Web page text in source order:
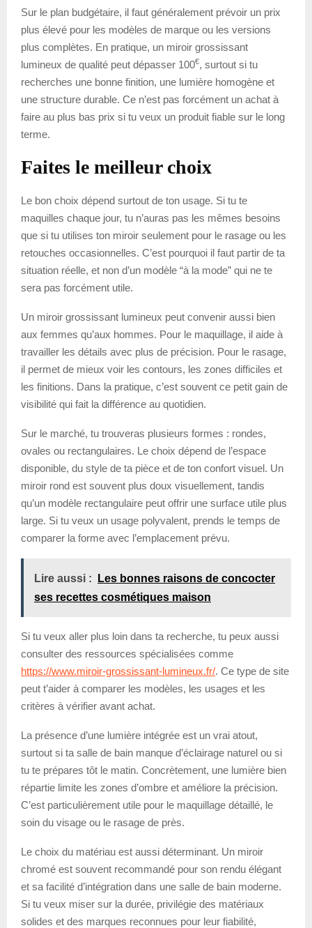
Sur le plan budgétaire, il faut généralement prévoir un prix
plus élevé pour les modèles de marque ou les versions
plus complètes. En pratique, un miroir grossissant
lumineux de qualité peut dépasser 100€, surtout si tu
recherches une bonne finition, une lumière homogène et
une structure durable. Ce n’est pas forcément un achat à
faire au plus bas prix si tu veux un produit fiable sur le long
terme.
Faites le meilleur choix
Le bon choix dépend surtout de ton usage. Si tu te
maquilles chaque jour, tu n’auras pas les mêmes besoins
que si tu utilises ton miroir seulement pour le rasage ou les
retouches occasionnelles. C’est pourquoi il faut partir de ta
situation réelle, et non d’un modèle “à la mode” qui ne te
sera pas forcément utile.
Un miroir grossissant lumineux peut convenir aussi bien
aux femmes qu’aux hommes. Pour le maquillage, il aide à
travailler les détails avec plus de précision. Pour le rasage,
il permet de mieux voir les contours, les zones difficiles et
les finitions. Dans la pratique, c’est souvent ce petit gain de
visibilité qui fait la différence au quotidien.
Sur le marché, tu trouveras plusieurs formes : rondes,
ovales ou rectangulaires. Le choix dépend de l’espace
disponible, du style de ta pièce et de ton confort visuel. Un
miroir rond est souvent plus doux visuellement, tandis
qu’un modèle rectangulaire peut offrir une surface utile plus
large. Si tu veux un usage polyvalent, prends le temps de
comparer la forme avec l’emplacement prévu.
Lire aussi :
Les bonnes raisons de concocter
ses recettes cosmétiques maison
Si tu veux aller plus loin dans ta recherche, tu peux aussi
consulter des ressources spécialisées comme
https://www.miroir-grossissant-lumineux.fr/. Ce type de site
peut t’aider à comparer les modèles, les usages et les
critères à vérifier avant achat.
La présence d’une lumière intégrée est un vrai atout,
surtout si ta salle de bain manque d’éclairage naturel ou si
tu te prépares tôt le matin. Concrètement, une lumière bien
répartie limite les zones d’ombre et améliore la précision.
C’est particulièrement utile pour le maquillage détaillé, le
soin du visage ou le rasage de près.
Le choix du matériau est aussi déterminant. Un miroir
chromé est souvent recommandé pour son rendu élégant
et sa facilité d’intégration dans une salle de bain moderne.
Si tu veux miser sur la durée, privilégie des matériaux
solides et des marques reconnues pour leur fiabilité,